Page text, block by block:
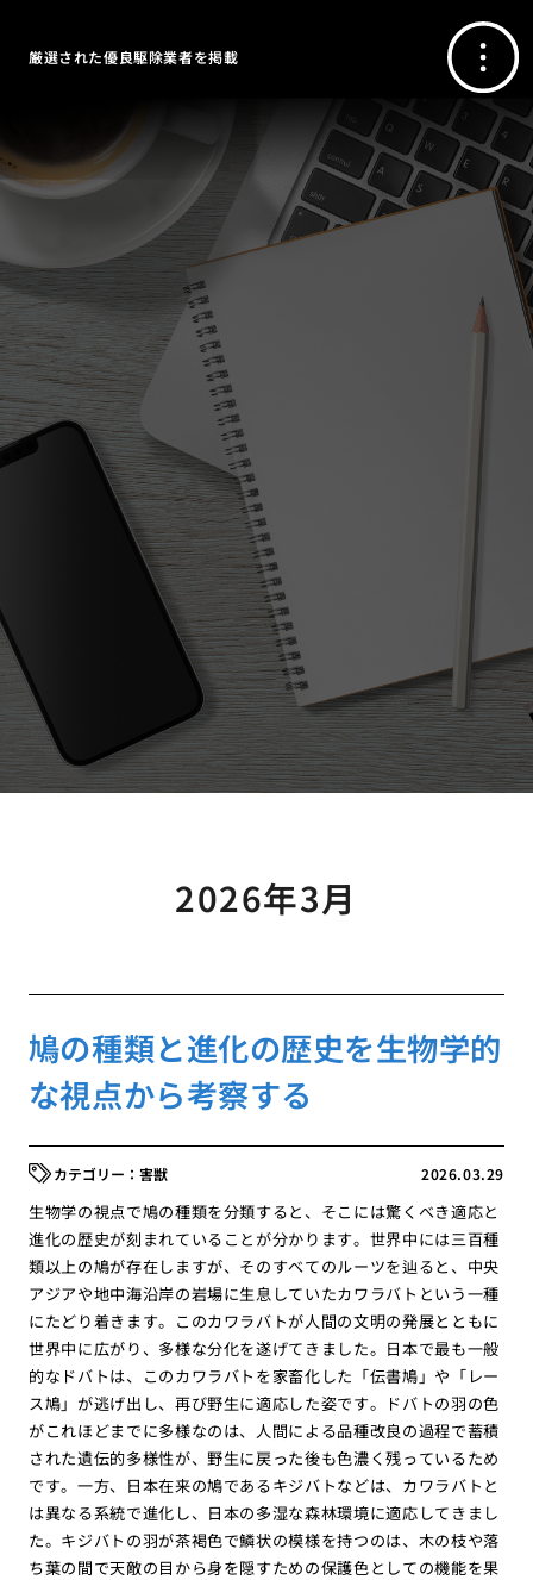
厳選された優良駆除業者を掲載
2026年3月
鳩の種類と進化の歴史を生物学的
な視点から考察する
2026.03.29
害獣
生物学の視点で鳩の種類を分類すると、そこには驚くべき適応と
進化の歴史が刻まれていることが分かります。世界中には三百種
類以上の鳩が存在しますが、そのすべてのルーツを辿ると、中央
アジアや地中海沿岸の岩場に生息していたカワラバトという一種
にたどり着きます。このカワラバトが人間の文明の発展とともに
世界中に広がり、多様な分化を遂げてきました。日本で最も一般
的なドバトは、このカワラバトを家畜化した「伝書鳩」や「レー
ス鳩」が逃げ出し、再び野生に適応した姿です。ドバトの羽の色
がこれほどまでに多様なのは、人間による品種改良の過程で蓄積
された遺伝的多様性が、野生に戻った後も色濃く残っているため
です。一方、日本在来の鳩であるキジバトなどは、カワラバトと
は異なる系統で進化し、日本の多湿な森林環境に適応してきまし
た。キジバトの羽が茶褐色で鱗状の模様を持つのは、木の枝や落
ち葉の間で天敵の目から身を隠すための保護色としての機能を果